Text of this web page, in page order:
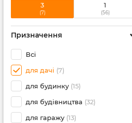
3
(7)
1
(56)
Призначення
Всі
для дачі (7)
для будинку (15)
для будівництва (32)
для гаражу (13)